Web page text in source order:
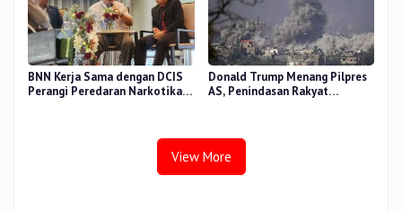
BNN Kerja Sama dengan DCIS
Perangi Peredaran Narkotika
Donald Trump Menang Pilpres
AS, Penindasan Rakyat
View More